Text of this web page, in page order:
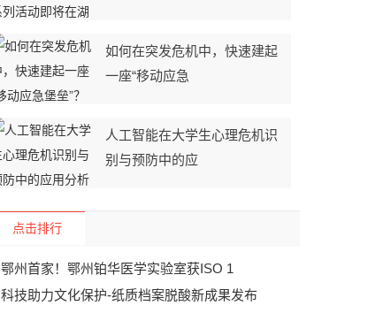
如何在突发危机中，快速建起
一座“移动应急
人工智能在大学生心理危机识
别与预防中的应
点击排行
鄂州首家！鄂州铂华医学实验室获ISO 1
科技助力文化保护-纸质档案脱酸新成果发布